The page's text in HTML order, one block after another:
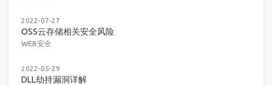
2022-07-27
OSS云存储相关安全风险
WEB安全
2022-05-29
DLL劫持漏洞详解